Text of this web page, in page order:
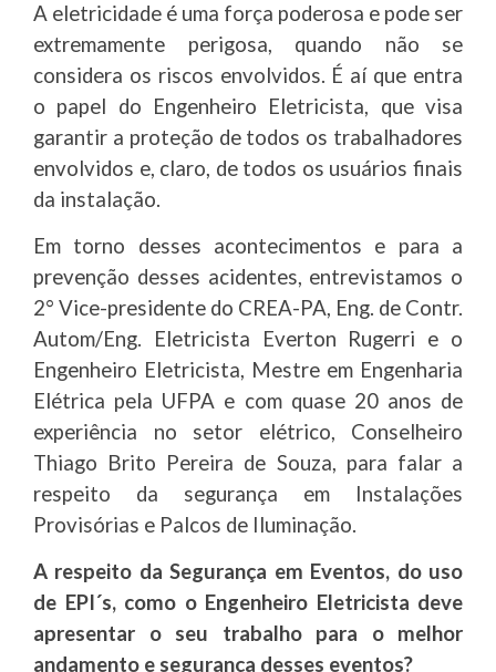
A eletricidade é uma força poderosa e pode ser
extremamente perigosa, quando não se
considera os riscos envolvidos. É aí que entra
o papel do Engenheiro Eletricista, que visa
garantir a proteção de todos os trabalhadores
envolvidos e, claro, de todos os usuários finais
da instalação.
Em torno desses acontecimentos e para a
prevenção desses acidentes, entrevistamos o
2° Vice-presidente do CREA-PA, Eng. de Contr.
Autom/Eng. Eletricista Everton Rugerri e o
Engenheiro Eletricista, Mestre em Engenharia
Elétrica pela UFPA e com quase 20 anos de
experiência no setor elétrico, Conselheiro
Thiago Brito Pereira de Souza, para falar a
respeito da segurança em Instalações
Provisórias e Palcos de Iluminação.
A respeito da Segurança em Eventos, do uso
de EPI´s, como o Engenheiro Eletricista deve
apresentar o seu trabalho para o melhor
andamento e segurança desses eventos?